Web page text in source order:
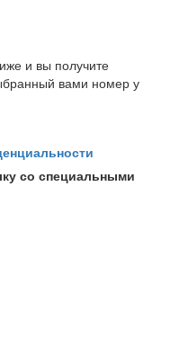
и вы получите
вами номер у
со специальными